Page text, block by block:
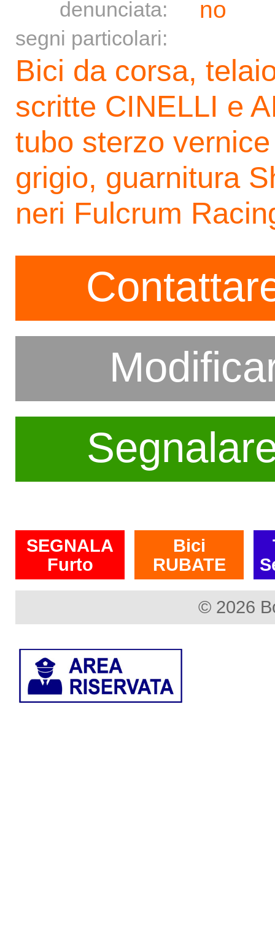
denunciata:
no
segni particolari:
Bici da corsa,
scritte CINELLI e
tubo sterzo
grigio, guarnitura
neri Fulcrum
SEGNALA
Furto
Bici
RUBATE
© 2026